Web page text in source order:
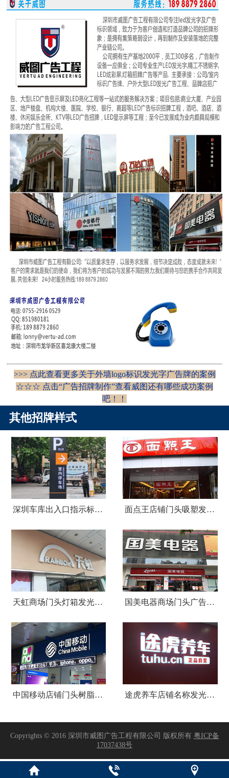
>>> 点此查看更多关于外墙logo标识发光字广告牌的案例
☆☆☆ 点击“广告招牌制作”查看威图还有哪些成功案例
吧！！
其他招牌样式
深圳车库出入口指示标识牌制作 面点王店铺门头吸塑发光字广告招牌
天虹商场门头灯箱发光字广告招牌 国美电器商场门头广告招牌设计制作安装
中国移动店铺门头树脂发光字招牌 途虎养车店铺名称发光字招牌制作安装
Copyrights © 2016 深圳市威图广告工程有限公司 版权所有 粤ICP备
17037438号